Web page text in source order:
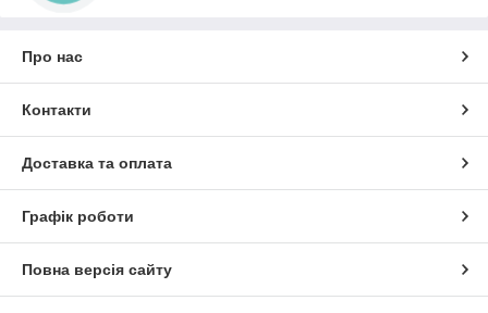
Про нас
Контакти
Доставка та оплата
Графік роботи
Повна версія сайту